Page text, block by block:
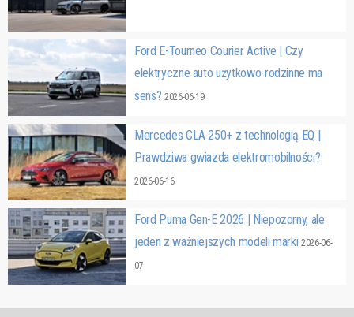
Ford E-Tourneo Courier Active | Czy
elektryczne auto użytkowo-rodzinne ma
sens? 2026-06-19
Mercedes CLA 250+ z technologią EQ |
Prawdziwa gwiazda elektromobilności?
2026-06-16
Ford Puma Gen-E 2026 | Niepozorny, ale
jeden z ważniejszych modeli marki2026-06-
07